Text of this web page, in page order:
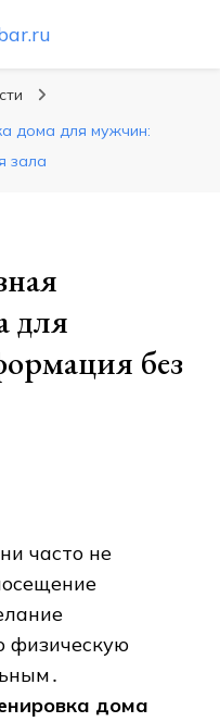
правильные
тренировок
дома для мужчин:
зала
для
без
часто не
физическую
дома